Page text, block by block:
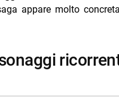
appare molto